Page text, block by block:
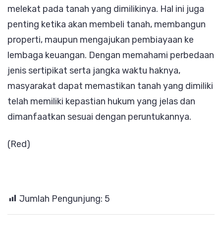
melekat pada tanah yang dimilikinya. Hal ini juga
penting ketika akan membeli tanah, membangun
properti, maupun mengajukan pembiayaan ke
lembaga keuangan. Dengan memahami perbedaan
jenis sertipikat serta jangka waktu haknya,
masyarakat dapat memastikan tanah yang dimiliki
telah memiliki kepastian hukum yang jelas dan
dimanfaatkan sesuai dengan peruntukannya.
(Red)
Jumlah Pengunjung: 5